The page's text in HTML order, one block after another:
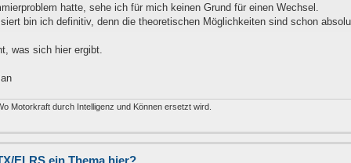
hatte, sehe ich für mich keinen Grund für einen Wechsel.
bin ich definitiv, denn die theoretischen Möglichkeiten sind schon
was sich hier ergibt.
Motorkraft durch Intelligenz und Können ersetzt wird.